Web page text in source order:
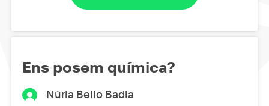
Ens posem química?
Núria Bello Badia